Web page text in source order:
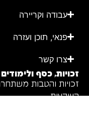
עבודה וקריירה
פנאי, תוכן ועזרה
צרו קשר
זכויות, כסף ולימודים
זכויות והטבות
השקעות